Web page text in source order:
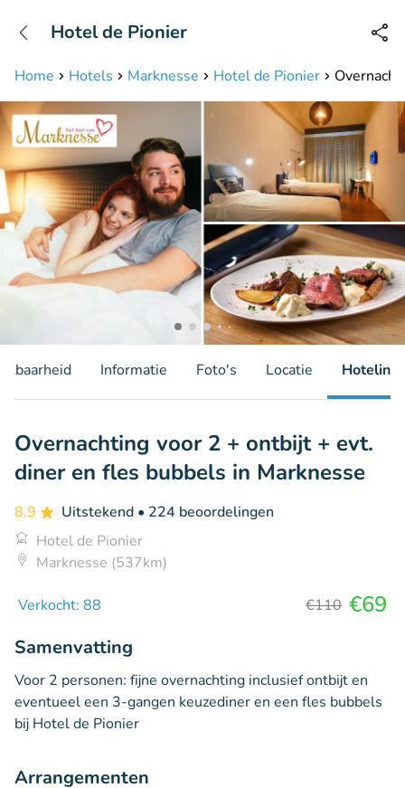
Bereikbaar tot 23:00 uur
Home Hotels Marknesse Hotel de Pionier
Hotel de Pionier
Informatie Foto's Locatie Hotelinfo
Overnachting voor 2 + ontbijt + evt.
diner en fles bubbels in Marknesse
8.9 Uitstekend • 224 beoordelingen
Hotel de Pionier
Marknesse (537km)
Verkocht: 88 €110 €69
Samenvatting
Voor 2 personen: fijne overnachting inclusief ontbijt en
eventueel een 3-gangen keuzediner en een fles bubbels
bij Hotel de Pionier
Arrangementen